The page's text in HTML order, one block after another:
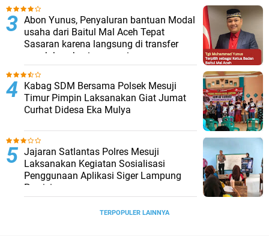
Abon Yunus, Penyaluran bantuan Modal
usaha dari Baitul Mal Aceh Tepat
Sasaran karena langsung di transfer
penuh ke rekening penerima
Kabag SDM Bersama Polsek Mesuji
Timur Pimpin Laksanakan Giat Jumat
Curhat Didesa Eka Mulya
Jajaran Satlantas Polres Mesuji
Laksanakan Kegiatan Sosialisasi
Penggunaan Aplikasi Siger Lampung
Presisi
TERPOPULER LAINNYA